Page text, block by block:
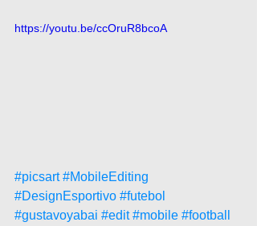
https://youtu.be/ccOruR8bcoA
#picsart #MobileEditing
#DesignEsportivo #futebol
#gustavoyabai #edit #mobile #football